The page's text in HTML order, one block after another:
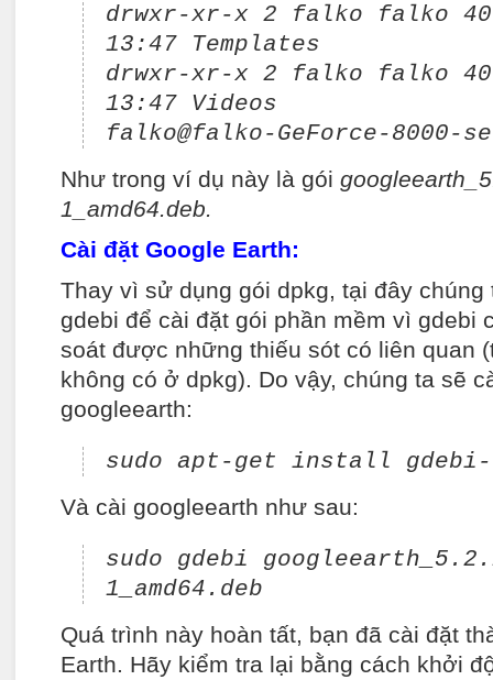
drwxr-xr-x 2 falko falko
13:47 Templates
drwxr-xr-x 2 falko falko
13:47 Videos
falko@falko-GeForce-8000-
Như trong ví dụ này là gói
1_amd64.deb.
Cài đặt Google Earth:
Thay vì sử dụng gói dpkg, tại đây chúng
gdebi để cài đặt gói phần mềm vì gdebi
soát được những thiếu sót có liên quan
không có ở dpkg). Do vậy, chúng ta sẽ
googleearth:
sudo apt-get install gdebi-
Và cài googleearth như sau:
sudo gdebi
1_amd64.deb
Quá trình này hoàn tất, bạn đã cài đặt
Earth. Hãy kiểm tra lại bằng cách khởi